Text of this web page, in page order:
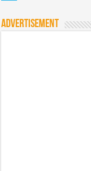
Advertisement